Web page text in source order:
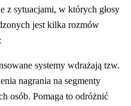
z sytuacjami, w których głosy
jest kilka rozmów
systemy wdrażają tzw.
nagrania na segmenty
osób. Pomaga to odróżnić